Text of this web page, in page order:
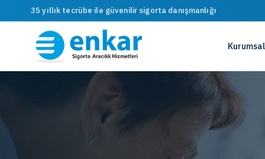
35 yıllık tecrübe ile güvenilir sigorta danışmanlığı
Kurumsal